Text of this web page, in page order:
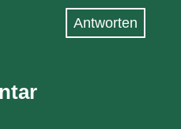
Antworten